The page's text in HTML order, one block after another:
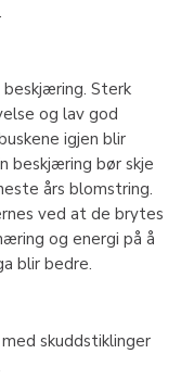
Sterk
og lav god
igjen blir
beskjæring bør skje
års blomstring.
ved at de brytes
og energi på å
blir bedre.
skuddstiklinger